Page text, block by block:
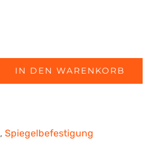
IN DEN WARENKORB
, Spiegelbefestigung